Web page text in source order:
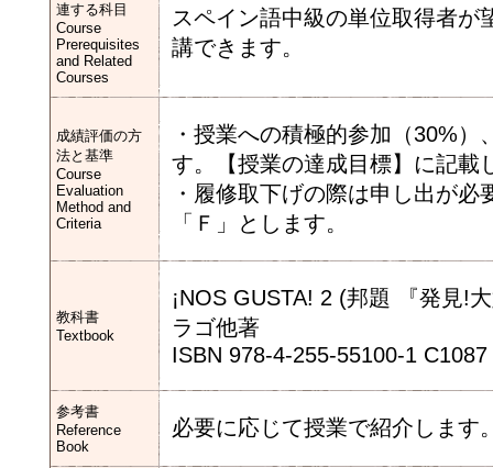
連する科目
Course
Prerequisites
and Related
Courses
スペイン語中級の単位取得者
講できます。
成績評価の方
法と基準
Course
Evaluation
Method and
Criteria
・授業への積極的参加（30%
す。【授業の達成目標】に記載
・履修取下げの際は申し出が
「Ｆ」とします。
教科書
Textbook
¡NOS GUSTA! 2 (邦題 『発見!
ラゴ他著
ISBN 978-4-255-55100-1 C1087
参考書
Reference
Book
必要に応じて授業で紹介します